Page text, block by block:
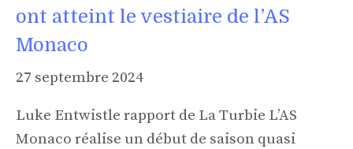
ont atteint le vestiaire de l’AS
Monaco
27 septembre 2024
Luke Entwistle rapport de La Turbie L’AS
Monaco réalise un début de saison quasi